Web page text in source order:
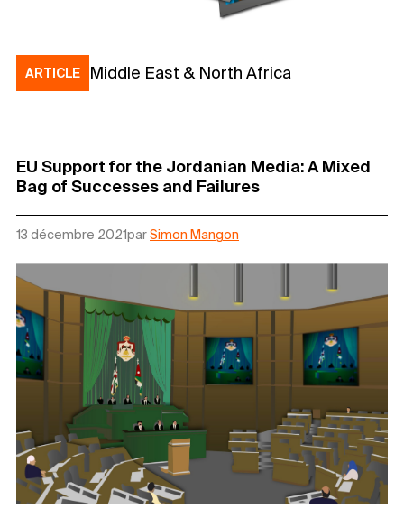
ARTICLE Middle East & North Africa
EU Support for the Jordanian Media: A Mixed
Bag of Successes and Failures
13 décembre 2021parSimon Mangon